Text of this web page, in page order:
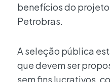
benefícios do
Petrobras.
A seleção pública
que devem ser
sem fins lucrativos,